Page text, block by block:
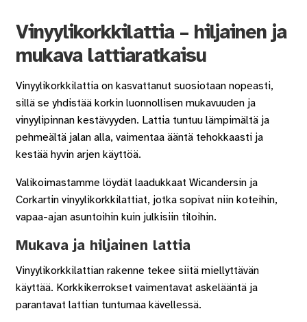
Vinyylikorkkilattia – hiljainen ja
mukava lattiaratkaisu
Vinyylikorkkilattia on kasvattanut suosiotaan nopeasti,
sillä se yhdistää korkin luonnollisen mukavuuden ja
vinyylipinnan kestävyyden. Lattia tuntuu lämpimältä ja
pehmeältä jalan alla, vaimentaa ääntä tehokkaasti ja
kestää hyvin arjen käyttöä.
Valikoimastamme löydät laadukkaat Wicandersin ja
Corkartin vinyylikorkkilattiat, jotka sopivat niin koteihin,
vapaa-ajan asuntoihin kuin julkisiin tiloihin.
Mukava ja hiljainen lattia
Vinyylikorkkilattian rakenne tekee siitä miellyttävän
käyttää. Korkkikerrokset vaimentavat askelääntä ja
parantavat lattian tuntumaa kävellessä.